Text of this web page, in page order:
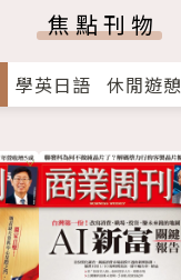
焦點刊物
學英日語 休閒遊憩